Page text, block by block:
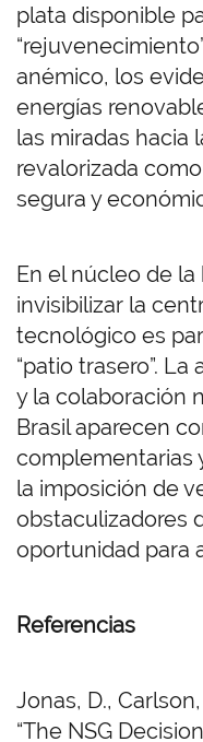
plata disponible
anémico, los
energías
las miradas hacia
revalorizada
segura y
En el núcleo de
invisibilizar la
tecnológico es
“patio trasero”.
y la colaboración
Brasil aparecen
complementarias
la imposición de
obstaculizadores
oportunidad para
Referencias
Jonas, D.,
“The NSG